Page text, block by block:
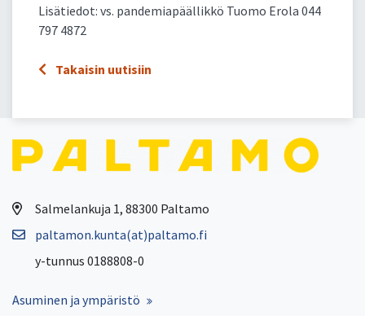
Li­sä­tie­dot: vs. pan­de­mia­pääl­lik­kö Tuo­mo Ero­la 044
797 4872
Takaisin uutisiin
Salmelankuja 1, 88300 Paltamo
paltamon.kunta(at)paltamo.fi
y-tunnus 0188808-0
Asuminen ja ympäristö